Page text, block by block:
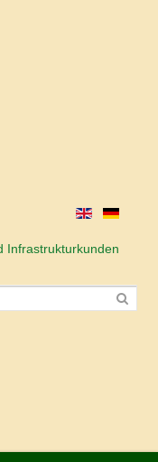
Infrastrukturkunden